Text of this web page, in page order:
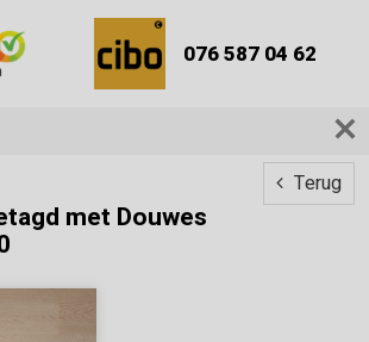
076 587 04 62
Terug
met Douwes